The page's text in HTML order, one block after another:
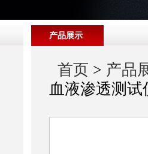
产品展示
首页 > 产品
血液渗透测试